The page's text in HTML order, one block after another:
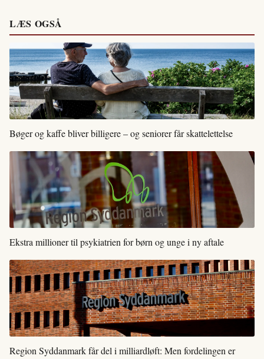
LÆS OGSÅ
Bøger og kaffe bliver billigere – og seniorer får skattelettelse
Ekstra millioner til psykiatrien for børn og unge i ny aftale
Region Syddanmark får del i milliardløft: Men fordelingen er